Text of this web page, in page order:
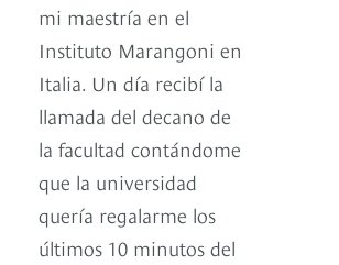
mi maestría en el
Instituto Marangoni en
Italia. Un día recibí la
llamada del decano de
la facultad contándome
que la universidad
quería regalarme los
últimos 10 minutos del